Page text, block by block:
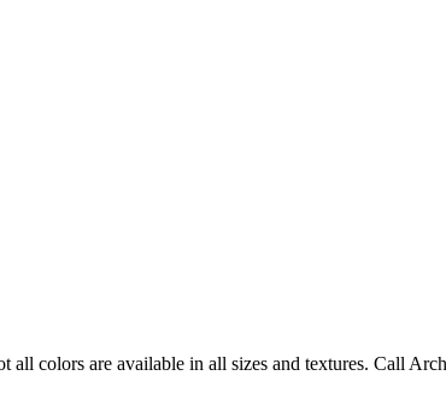
all colors are available in all sizes and textures. Call